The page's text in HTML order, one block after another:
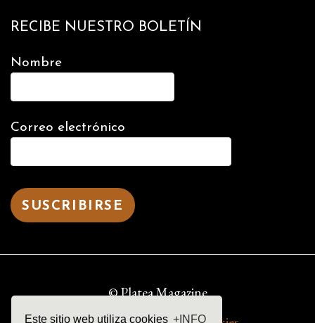
Este sitio web utiliza cookies +INFO
RECIBE NUESTRO BOLETÍN
Nombre
Correo electrónico
© Platea Magazine